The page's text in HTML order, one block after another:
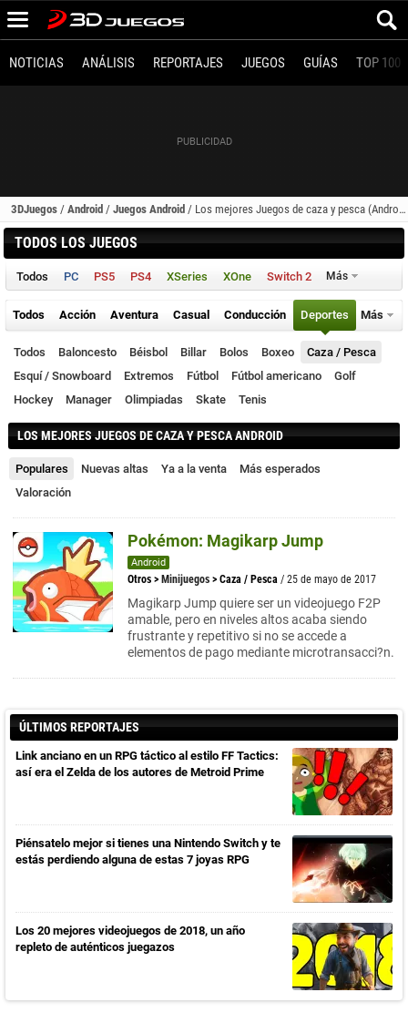
NOTICIAS ANÁLISIS REPORTAJES JUEGOS GUÍAS TOP 100
3DJuegos / Android / Juegos Android / Los mejores Juegos de caza y pesca (Android)
TODOS LOS JUEGOS
Todos PC PS5 PS4 XSeries XOne Switch 2 Más
Todos Acción Aventura Casual Conducción Deportes Más
Todos Baloncesto Béisbol Billar Bolos Boxeo
Caza / Pesca
Esquí / Snowboard
Extremos Fútbol Fútbol americano
Golf
Hockey
Manager Olimpiadas Skate Tenis
LOS MEJORES JUEGOS DE CAZA Y PESCA ANDROID
Populares Nuevas altas Ya a la venta
Más esperados
Valoración
Pokémon: Magikarp Jump
Android
Otros > Minijuegos > Caza / Pesca / 25 de mayo de 2017
Magikarp Jump quiere ser un videojuego F2P
amable, pero en niveles altos acaba siendo
frustrante y repetitivo si no se accede a
elementos de pago mediante microtransacci?n.
ÚLTIMOS REPORTAJES
Link anciano en un RPG táctico al estilo FF Tactics:
así era el Zelda de los autores de Metroid Prime
Piénsatelo mejor si tienes una Nintendo Switch y te
estás perdiendo alguna de estas 7 joyas RPG
Los 20 mejores videojuegos de 2018, un año
repleto de auténticos juegazos